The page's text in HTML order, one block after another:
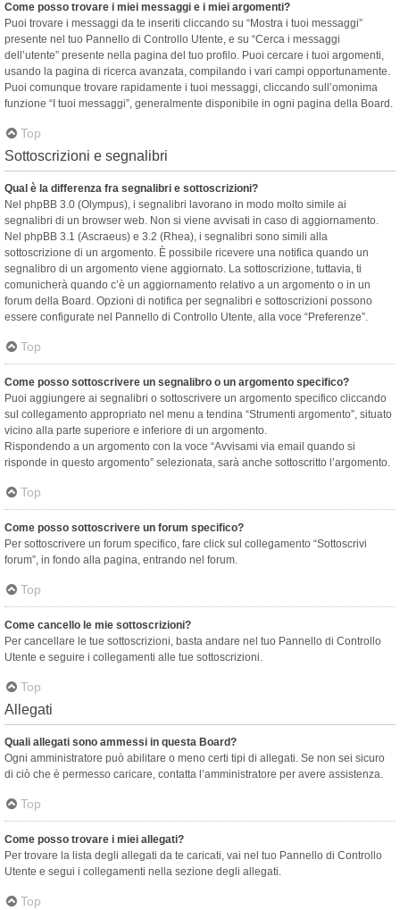
Come posso trovare i miei messaggi e i miei argomenti?
Puoi trovare i messaggi da te inseriti cliccando su “Mostra i tuoi messaggi”
presente nel tuo Pannello di Controllo Utente, e su “Cerca i messaggi
dell’utente” presente nella pagina del tuo profilo. Puoi cercare i tuoi argomenti,
usando la pagina di ricerca avanzata, compilando i vari campi opportunamente.
Puoi comunque trovare rapidamente i tuoi messaggi, cliccando sull’omonima
funzione “I tuoi messaggi”, generalmente disponibile in ogni pagina della Board.
Top
Sottoscrizioni e segnalibri
Qual è la differenza fra segnalibri e sottoscrizioni?
Nel phpBB 3.0 (Olympus), i segnalibri lavorano in modo molto simile ai
segnalibri di un browser web. Non si viene avvisati in caso di aggiornamento.
Nel phpBB 3.1 (Ascraeus) e 3.2 (Rhea), i segnalibri sono simili alla
sottoscrizione di un argomento. È possibile ricevere una notifica quando un
segnalibro di un argomento viene aggiornato. La sottoscrizione, tuttavia, ti
comunicherà quando c’è un aggiornamento relativo a un argomento o in un
forum della Board. Opzioni di notifica per segnalibri e sottoscrizioni possono
essere configurate nel Pannello di Controllo Utente, alla voce “Preferenze”.
Top
Come posso sottoscrivere un segnalibro o un argomento specifico?
Puoi aggiungere ai segnalibri o sottoscrivere un argomento specifico cliccando
sul collegamento appropriato nel menu a tendina “Strumenti argomento”, situato
vicino alla parte superiore e inferiore di un argomento.
Rispondendo a un argomento con la voce “Avvisami via email quando si
risponde in questo argomento” selezionata, sarà anche sottoscritto l’argomento.
Top
Come posso sottoscrivere un forum specifico?
Per sottoscrivere un forum specifico, fare click sul collegamento “Sottoscrivi
forum”, in fondo alla pagina, entrando nel forum.
Top
Come cancello le mie sottoscrizioni?
Per cancellare le tue sottoscrizioni, basta andare nel tuo Pannello di Controllo
Utente e seguire i collegamenti alle tue sottoscrizioni.
Top
Allegati
Quali allegati sono ammessi in questa Board?
Ogni amministratore può abilitare o meno certi tipi di allegati. Se non sei sicuro
di ciò che è permesso caricare, contatta l’amministratore per avere assistenza.
Top
Come posso trovare i miei allegati?
Per trovare la lista degli allegati da te caricati, vai nel tuo Pannello di Controllo
Utente e segui i collegamenti nella sezione degli allegati.
Top